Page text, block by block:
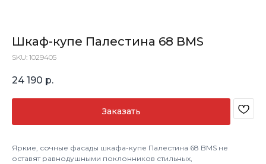
Шкаф-купе Палестина 68 BMS
SKU: 1029405
24 190 р.
Заказать
Яркие, сочные фасады шкафа-купе Палестина 68 BMS не
оставят равнодушными поклонников стильных,